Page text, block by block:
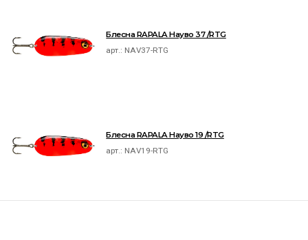
Блесна RAPALA Науво 37 /RTG
арт.: NAV37-RTG
Блесна RAPALA Науво 19 /RTG
арт.: NAV19-RTG